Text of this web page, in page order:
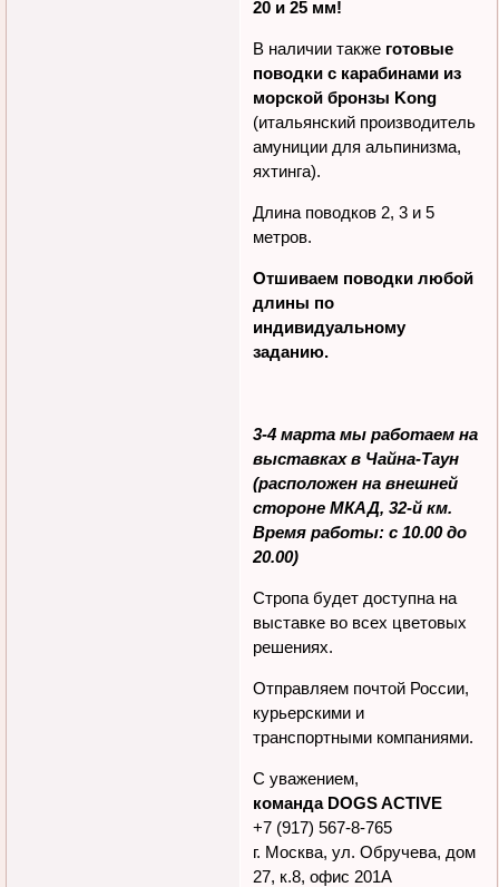
Обратите внимание -
одинаковая цена на стропу
20 и 25 мм!
В наличии также
готовые
поводки с карабинами из
морской бронзы Kong
(итальянский производитель
амуниции для альпинизма,
Длина поводков 2, 3 и 5
метров.
Отшиваем поводки любой
заданию.
3-4 марта мы работаем на
выставках в Чайна-Таун
(расположен на внешней
Отправляем почтой России,
курьерскими и
транспортными компаниями.